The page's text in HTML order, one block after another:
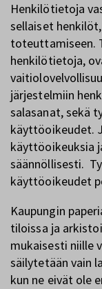
Henkilötietoja
sellaiset
toteuttamiseen.
henkilötietoja,
järjestelmiin
salasanat, sekä
käyttöoikeudet.
käyttöoikeuksia
säännöllisesti.
käyttöoikeudet
Kaupungin
tiloissa ja
mukaisesti niille
säilytetään vain
kun ne eivät ole